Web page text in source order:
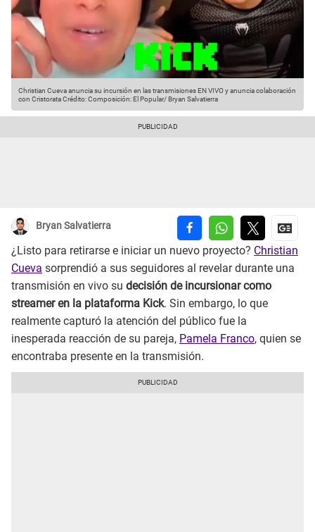
Christian Cueva anuncia su incursión en las transmisiones EN VIVO y anuncia colaboración
con CristorataCrédito: Composición: El Popular/ Bryan Salvatierra
Bryan Salvatierra
¿Listo para retirarse e iniciar un nuevo proyecto? Christian
Cueva sorprendió a sus seguidores al revelar durante una
transmisión en vivo su decisión de incursionar como
streamer en la plataforma Kick. Sin embargo, lo que
realmente capturó la atención del público fue la
inesperada reacción de su pareja, Pamela Franco, quien se
encontraba presente en la transmisión.